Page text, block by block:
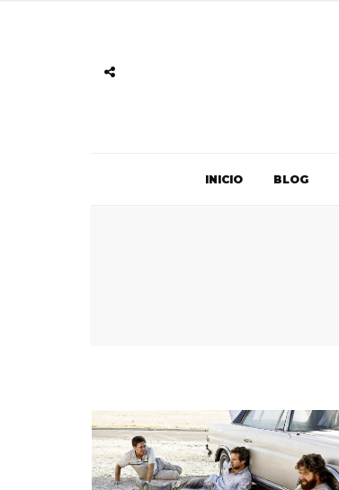
INICIO BLOG